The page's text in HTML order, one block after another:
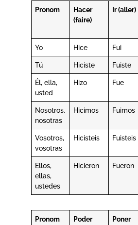
Pronom
Hacer
(faire)
Ir (aller)
Yo Hice Fui
Tú Hiciste Fuiste
Él, ella,
usted
Hizo Fue
Nosotros,
nosotras
Hicimos Fuimos
Vosotros,
vosotras
Hicisteis Fuisteis
Ellos,
ellas,
ustedes
Hicieron Fueron
Pronom
Poder
Poner